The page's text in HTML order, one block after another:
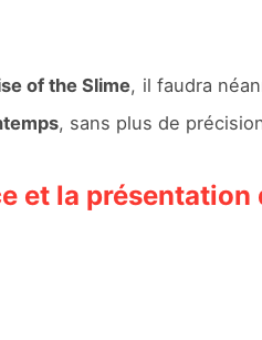
of the Slime, il faudra
, sans plus de
et la présentation